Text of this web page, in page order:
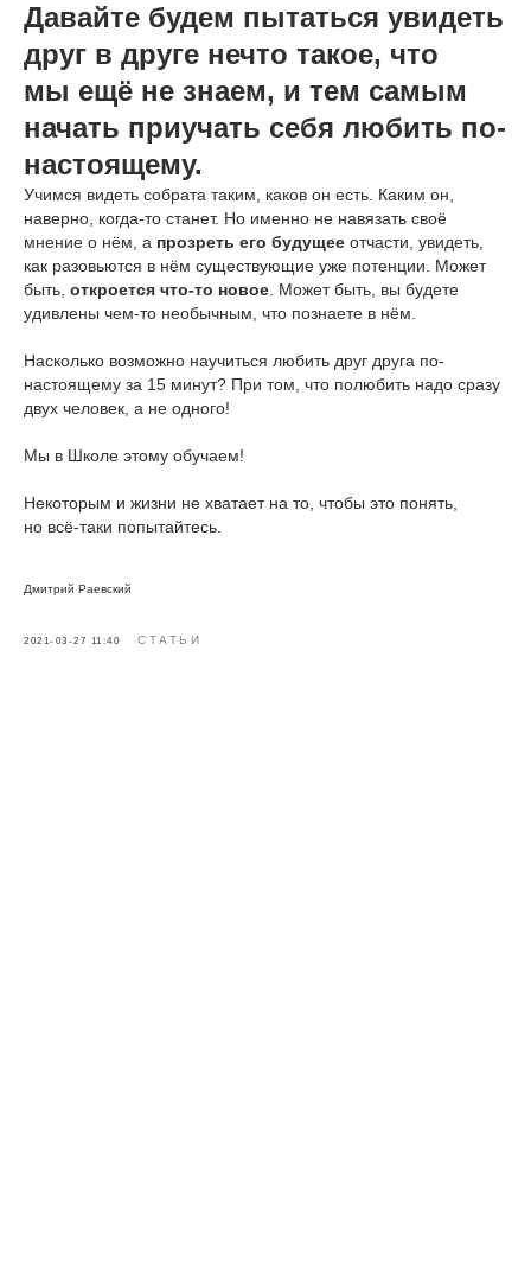
Давайте будем пытаться увидеть
друг в друге нечто такое, что
мы ещё не знаем, и тем самым
начать приучать себя любить по-
настоящему.
Учимся видеть собрата таким, каков он есть. Каким он,
наверно, когда-то станет. Но именно не навязать своё
мнение о нём, а прозреть его будущее отчасти, увидеть,
как разовьются в нём существующие уже потенции. Может
быть, откроется что-то новое . Может быть, вы будете
удивлены чем-то необычным, что познаете в нём.
Насколько возможно научиться любить друг друга по-
настоящему за 15 минут? При том, что полюбить надо сразу
двух человек, а не одного!
Мы в Школе этому обучаем!
Некоторым и жизни не хватает на то, чтобы это понять,
но всё-таки попытайтесь.
Дмитрий Раевский
2021-03-27 11:40 СТАТЬИ